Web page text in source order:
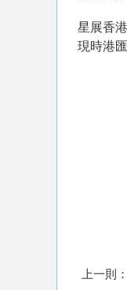
星展香
現時港
上一則：